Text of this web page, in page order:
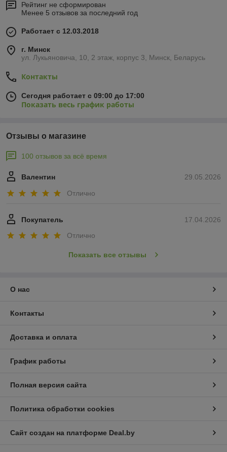
Рейтинг не сформирован
Менее 5 отзывов за последний год
Работает с 12.03.2018
г. Минск
ул. Лукьяновича, 10, 2 этаж, корпус 3, Минск, Беларусь
Контакты
Сегодня работает с 09:00 до 17:00
Показать весь график работы
Отзывы о магазине
100 отзывов за всё время
29.05.2026
Валентин
Отлично
17.04.2026
Покупатель
Отлично
Показать все отзывы
О нас
Контакты
Доставка и оплата
График работы
Полная версия сайта
Политика обработки cookies
Сайт создан на платформе Deal.by